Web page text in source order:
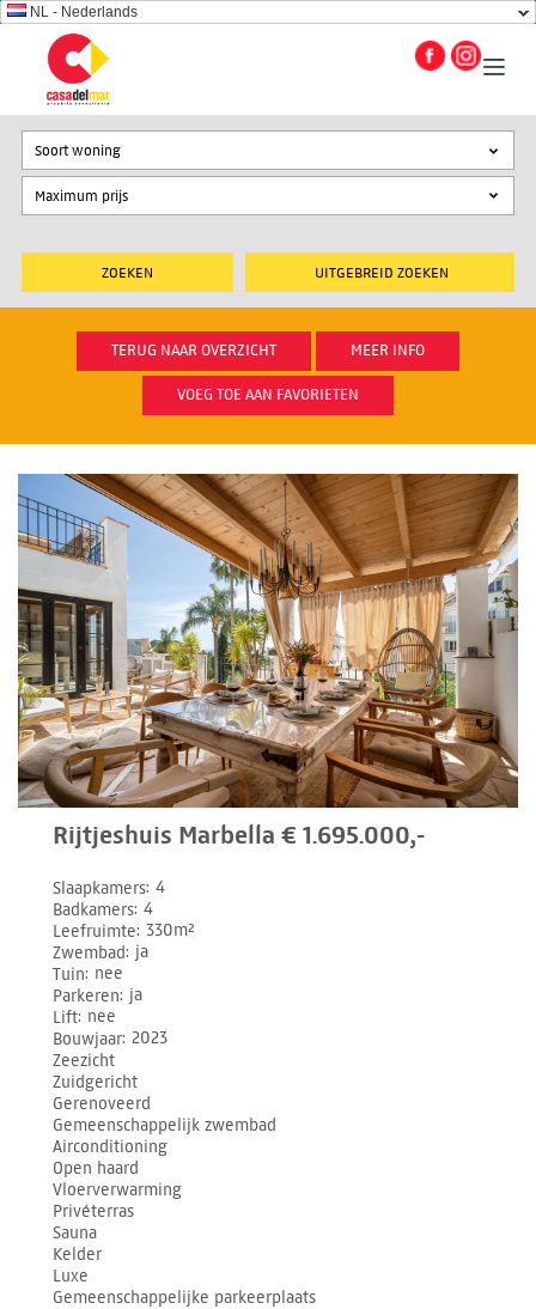
NL - Nederlands
UITGEBREID ZOEKEN
Soort woning
TERUG NAAR OVERZICHT MEER INFO
VOEG TOE AAN FAVORIETEN
Rijtjeshuis Marbella € 1.695.000,-
Slaapkamers 4
Badkamers 4
Leefruimte 330m²
Zwembad ja
Tuin nee
Parkeren ja
Lift nee
Bouwjaar 2023
Zeezicht
Zuidgericht
Gerenoveerd
Gemeenschappelijk zwembad
Airconditioning
Open haard
Vloerverwarming
Privéterras
Sauna
Kelder
Luxe
Gemeenschappelijke parkeerplaats